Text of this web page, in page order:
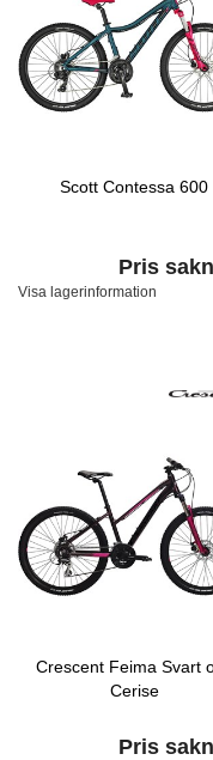
Scott Contessa 600
Pris
Visa lagerinformation
Crescent Feima Svart
Cerise
Pris